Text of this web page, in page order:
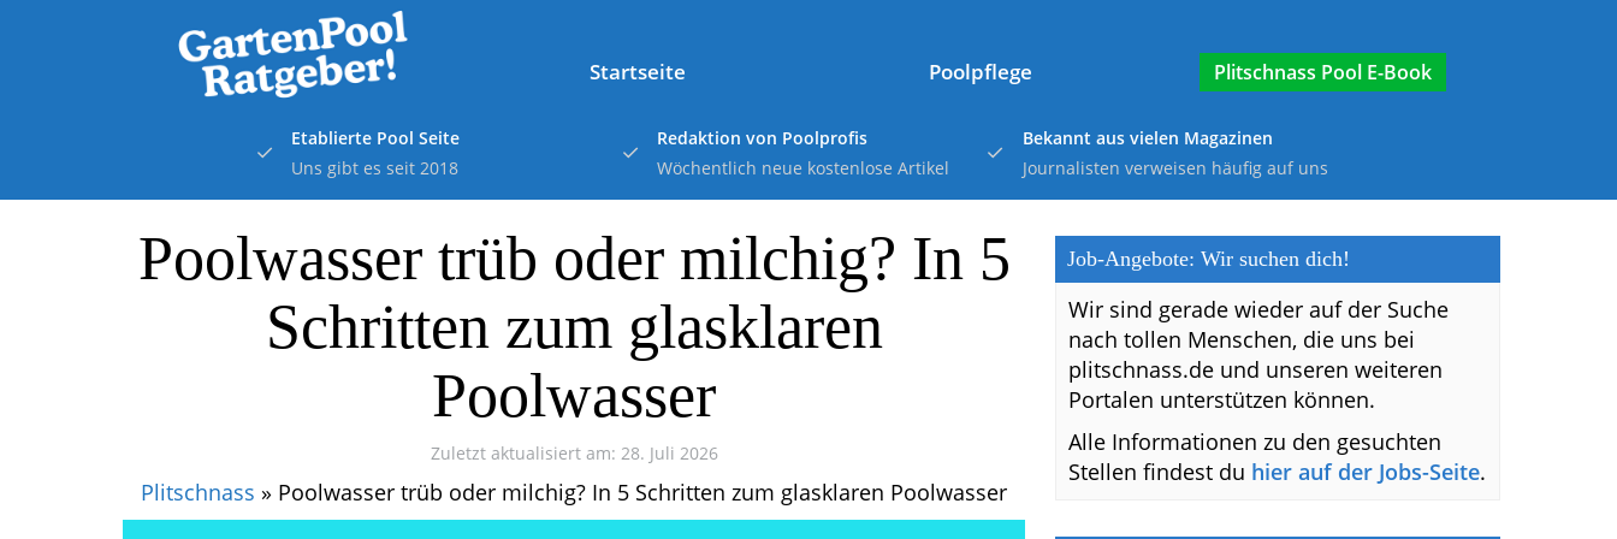
Startseite Poolpflege E-Book
Etablierte Pool Seite
Uns gibt es seit 2018
Redaktion von Poolprofis
Wöchentlich neue kostenlose Artikel
Bekannt aus vielen Magazinen
Journalisten verweisen häufig auf uns
Poolwasser trüb oder milchig? In 5
Schritten zum glasklaren
Poolwasser
Zuletzt aktualisiert am: 28. Juli 2026
Plitschnass » Poolwasser trüb oder milchig? In 5 Schritten zum glasklaren Poolwasser
Job-Angebote: Wir suchen dich!
Wir sind gerade wieder auf der Suche
nach tollen Menschen, die uns bei
plitschnass.de und unseren weiteren
Portalen unterstützen können.
Alle Informationen zu den gesuchten
Stellen findest du hier auf der Jobs-Seite.